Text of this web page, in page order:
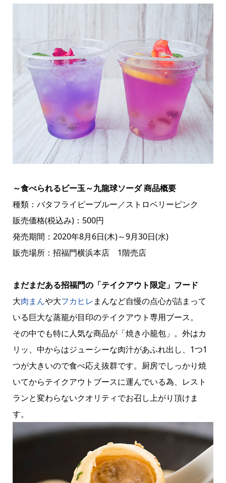
～食べられるビー玉～九龍球ソーダ 商品概要
種類：バタフライピーブルー／ストロベリーピンク
販売価格(税込み)：500円
発売期間：2020年8月6日(木)～9月30日(水)
販売場所：招福門横浜本店 1階売店
まだまだある招福門の「テイクアウト限定」フード
大肉まんや大フカヒレ まんなど自慢の点心が詰まって
いる巨大な蒸籠が目印のテイクアウト専用ブース。
その中でも特に人気な商品が「焼き小籠包」。外はカ
リッ、中からはジューシーな肉汁があふれ出し、1つ1
つが大きいので食べ応え抜群です。厨房でしっかり焼
いてからテイクアウトブースに運んでいる為、レスト
ランと変わらないクオリティでお召し上がり頂けま
す。